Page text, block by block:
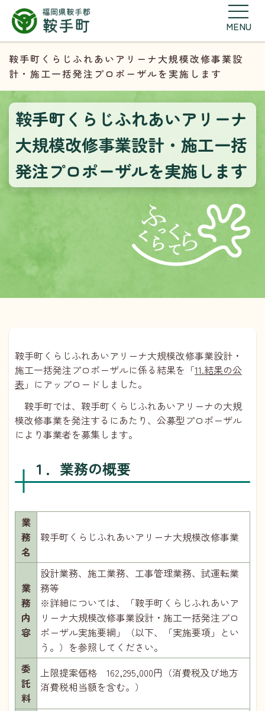
MENU
鞍手町くらじふれあいアリーナ大規模改修事業設
計・施工一括発注プロポーザルを実施します
鞍手町くらじふれあいアリーナ
大規模改修事業設計・施工一括
発注プロポーザルを実施します
鞍手町くらじふれあいアリーナ大規模改修事業設計・
施工一括発注プロポーザルに係る結果を「11.結果の公
表 」にアップロードしました。
鞍手町では、鞍手町くらじふれあいアリーナの大規
模改修事業を発注するにあたり、公募型プロポーザル
により事業者を募集します。
１．業務の概要
業
務
名
鞍手町くらじふれあいアリーナ大規模改修事業
業
務
内
容
設計業務、施工業務、工事管理業務、試運転業
務等
※詳細については、「鞍手町くらじふれあいア
リーナ大規模改修事業設計・施工一括発注プロ
ポーザル実施要綱」（以下、「実施要項」とい
う。）を参照してください。
委
託
料
上限提案価格 162,295,000円（消費税及び地方
消費税相当額を含む。）